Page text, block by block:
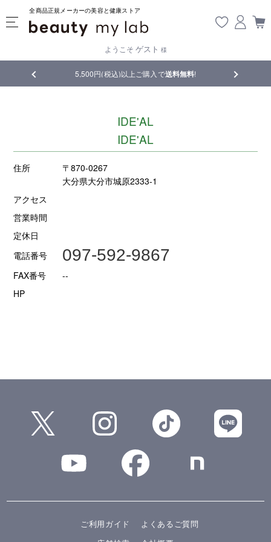
全商品正規メーカーの美容と健康ストア
ようこそ ゲスト 様
5,500円(税込)以上ご購入で送料無料! 【重要】
IDE'AL
IDE'AL
住所
〒870-0267
大分県大分市城原2333-1
アクセス
営業時間
定休日
電話番号
097-592-9867
FAX番号
--
HP
ご利用ガイド
よくあるご質問